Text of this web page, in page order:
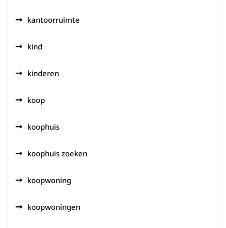
kantoorruimte
kind
kinderen
koop
koophuis
koophuis zoeken
koopwoning
koopwoningen